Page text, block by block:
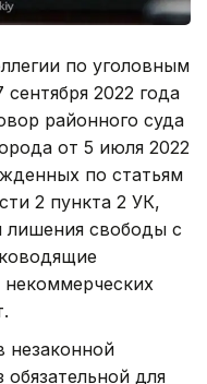
по уголовным
2022 года
районного суда
от 5 июля 2022
по статьям
2 пункта 2 УК,
лишения свободы с
незаконной
для